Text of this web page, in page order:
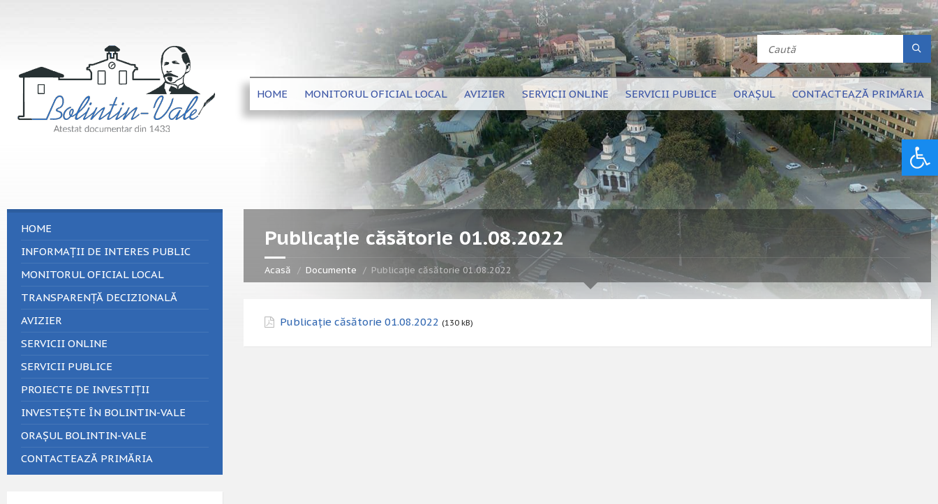
HOME MONITORUL OFICIAL LOCAL AVIZIER SERVICII ONLINE SERVICII PUBLICE ORAȘUL CONTACTEAZĂ PRIMĂRIA
Publicație căsătorie 01.08.2022
Acasă Documente Publicație căsătorie 01.08.2022
Publicație căsătorie 01.08.2022 (130 kB)
HOME
INFORMAȚII DE INTERES PUBLIC
MONITORUL OFICIAL LOCAL
TRANSPARENȚĂ DECIZIONALĂ
AVIZIER
SERVICII ONLINE
SERVICII PUBLICE
PROIECTE DE INVESTIȚII
INVESTEȘTE ÎN BOLINTIN-VALE
ORAȘUL BOLINTIN-VALE
CONTACTEAZĂ PRIMĂRIA
Deschide bara de unelte